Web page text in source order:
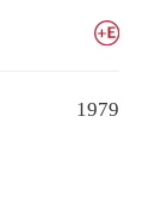
1979